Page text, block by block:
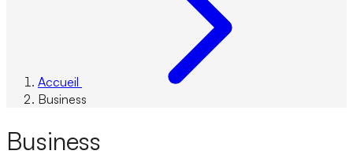
Accueil
Business
Business